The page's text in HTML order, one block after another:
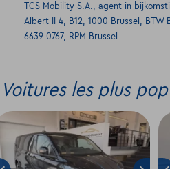
TCS Mobility S.A., agent in
Albert II 4, B12, 1000 Brussel, BTW
6639 0767, RPM Brussel.
Voitures les plus